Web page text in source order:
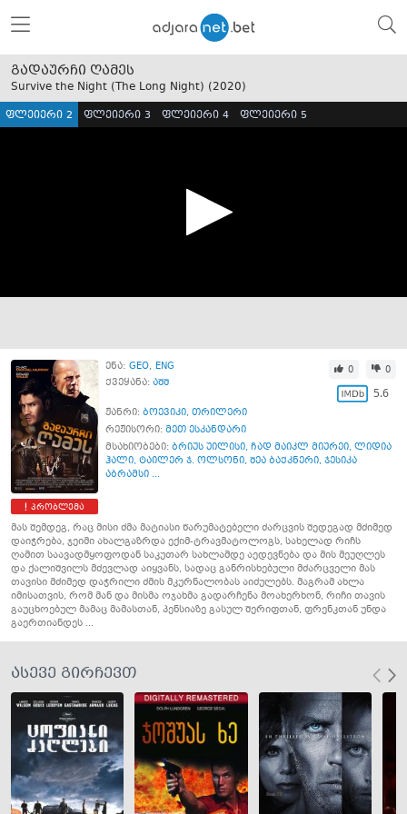
გადაურჩი ღამეს
Survive the Night (The Long Night) (2020)
ფლეიერი 2 ფლეიერი 3 ფლეიერი 4 ფლეიერი 5
პრობლემა
ენა: GEO ENG
ქვეყანა: აშშ
0 0
5.6
ჟანრი: ბოევიკი, თრილერი
რეჟისორი: მეთ ესკანდარი
მსახიობები: ბრიუს უილისი, ჩად მაიკლ მიურეი, ლიდია
ჰალი, ტაილერ ჯ. ოლსონი, შეა ბაქკნერი, ჯესიკა
აბრამსი ...
მას შემდეგ, რაც მისი ძმა მატიასი წარუმატებელი ძარცვის შედეგად მძიმედ
დაიჭრება, ჯეიმი ახალგაზრდა ექიმ-ტრავმატოლოგს, სახელად რიჩს
ღამით საავადმყოფოდან საკუთარ სახლამდე აედევნება და მის მეუღლეს
და ქალიშვილს მძევლად აიყვანს, სადაც განრისხებული მძარცველი მას
თავისი მძიმედ დაჭრილი ძმის მკურნალობას აიძულებს. მაგრამ ახლა
იმისათვის, რომ მან და მისმა ოჯახმა გადარჩენა მოახერხონ, რიჩი თავის
გაუცხოებულ მამაც მამასთან, პენსიაზე გასულ შერიფთან, ფრენკთან უნდა
გაერთიანდეს ...
ასევე გირჩევთ